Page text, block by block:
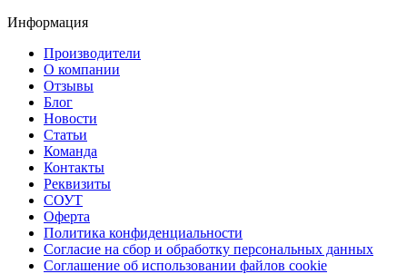
Информация
Производители
О компании
Отзывы
Блог
Новости
Статьи
Команда
Контакты
Реквизиты
СОУТ
Оферта
Политика конфиденциальности
Согласие на сбор и обработку персональных данных
Соглашение об использовании файлов cookie